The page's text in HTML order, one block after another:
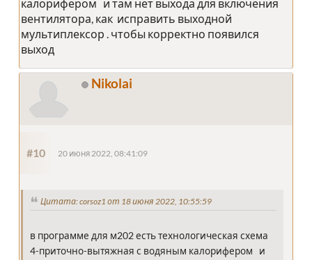
калорифером и там нет выхода для включения
вентилятора, как исправить выходной
мультиплексор . чтобы корректно появился
выход
Nikolai
#10 20 июня 2022, 08:41:09
Цитата: corsoz1 от 18 июня 2022, 10:55:59
в программе для м202 есть технологическая схема
4-приточно-вытяжная с водяным калорифером и